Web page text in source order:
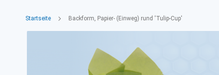
Startseite Backform, Papier- (Einweg) rund 'Tulip-Cup'